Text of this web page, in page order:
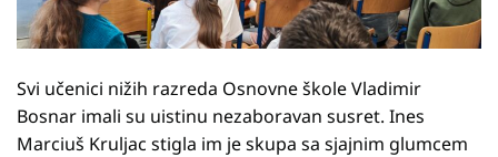
Svi učenici nižih razreda Osnovne škole Vladimir
Bosnar imali su uistinu nezaboravan susret. Ines
Marciuš Kruljac stigla im je skupa sa sjajnim glumcem